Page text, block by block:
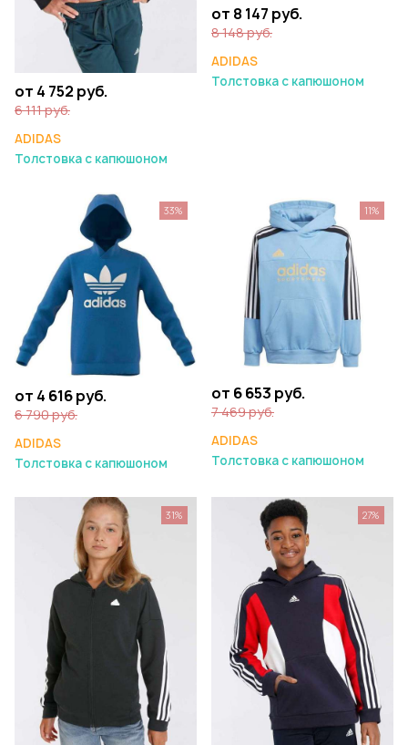
от 4 752 руб.
6 111 руб.
ADIDAS
Толстовка с капюшоном
от 8 147 руб.
8 148 руб.
ADIDAS
Толстовка с капюшоном
от 4 616 руб.
6 790 руб.
ADIDAS
Толстовка с капюшоном
33%
от 6 653 руб.
7 469 руб.
ADIDAS
Толстовка с капюшоном
11%
31% 27%